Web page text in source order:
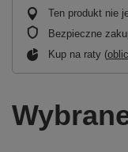
Ten produkt nie
Bezpieczne
Kup na raty (